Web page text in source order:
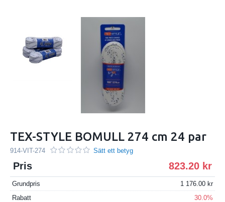
TEX-STYLE BOMULL 274 cm 24 par
914-VIT-274 Sätt ett betyg
Pris 823.20
Grundpris
1 176.00
Rabatt
30.0%